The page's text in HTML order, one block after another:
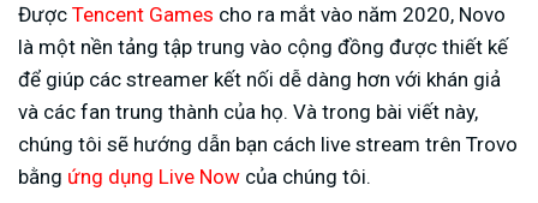
Được Tencent Games cho ra mắt vào năm 2020, Novo
là một nền tảng tập trung vào cộng đồng được thiết kế
để giúp các streamer kết nối dễ dàng hơn với khán giả
và các fan trung thành của họ. Và trong bài viết này,
chúng tôi sẽ hướng dẫn bạn cách live stream trên Trovo
bằng ứng dụng Live Now của chúng tôi.